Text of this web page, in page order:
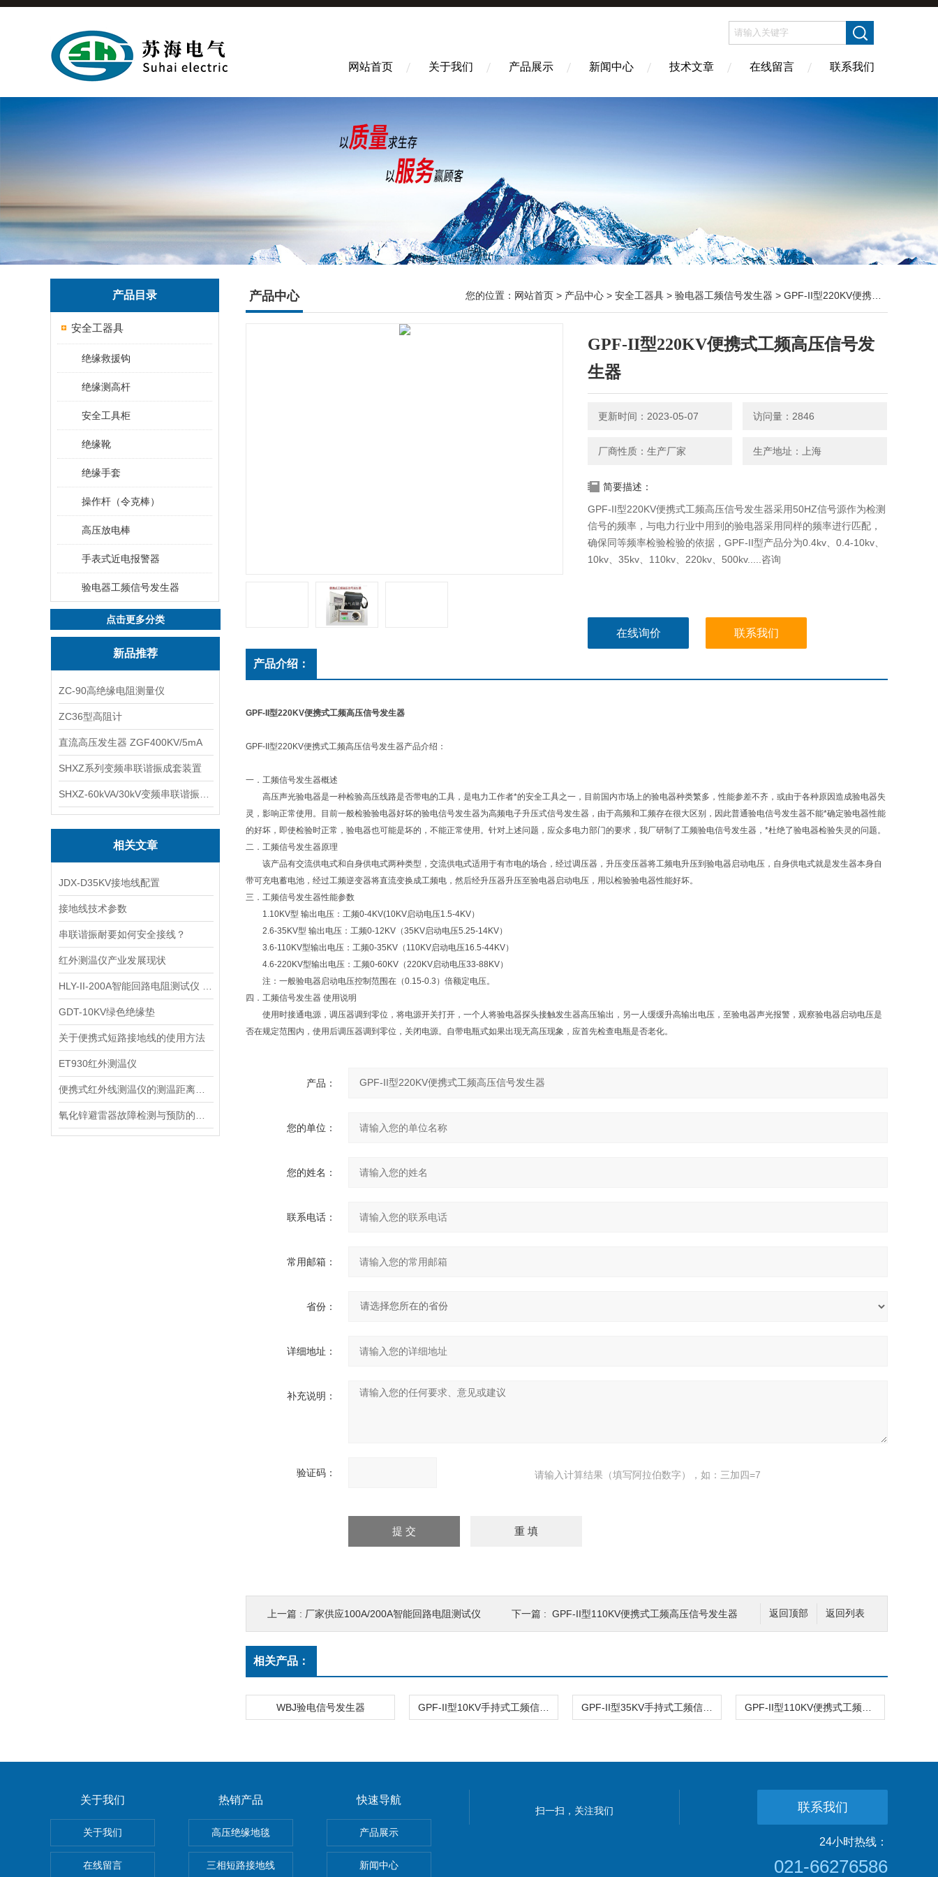
网站首页 关于我们 产品展示 新闻中心 技术文章 在线留言 联系我们
产品目录
安全工器具
绝缘救援钩
绝缘测高杆
安全工具柜
绝缘靴
绝缘手套
操作杆（令克棒）
高压放电棒
手表式近电报警器
验电器工频信号发生器
点击更多分类
新品推荐
ZC-90高绝缘电阻测量仪
ZC36型高阻计
直流高压发生器 ZGF400KV/5mA
SHXZ系列变频串联谐振成套装置
相关文章
JDX-D35KV接地线配置
接地线技术参数
串联谐振耐要如何安全接线？
红外测温仪产业发展现状
GDT-10KV绿色绝缘垫
关于便携式短路接地线的使用方法
ET930红外测温仪
产品中心 您的位置： 网站首页 > 产品中心 > 安全工器具 > 验电器工频信号发生器 > GPF-II型220KV便携式工频高压信号发生器
GPF-II型220KV便携式工频高压信号发
生器
更新时间：2023-05-07 访问量：2846
厂商性质：生产厂家 生产地址：上海
简要描述：
GPF-II型220KV便携式工频高压信号发生器采用50HZ信号源作为检测
信号的频率，与电力行业中用到的验电器采用同样的频率进行匹配，
确保同等频率检验检验的依据，GPF-II型产品分为0.4kv、0.4-10kv、
10kv、35kv、110kv、220kv、500kv.....咨询
在线询价 联系我们
产品介绍：
GPF-II型220KV便携式工频高压信号发生器
GPF-II型220KV便携式工频高压信号发生器产品介绍：
一．工频信号发生器概述
高压声光验电器是一种检验高压线路是否带电的工具，是电力工作者*的安全工具之一，目前国内市场上的验电器种类繁多，性能参差不齐，或由于各种原因造成验电器失
灵，影响正常使用。目前一般检验验电器好坏的验电信号发生器为高频电子升压式信号发生器，由于高频和工频存在很大区别，因此普通验电信号发生器不能*确定验电器性能
的好坏，即使检验时正常，验电器也可能是坏的，不能正常使用。针对上述问题，应众多电力部门的要求，我厂研制了工频验电信号发生器，*杜绝了验电器检验失灵的问题。
二．工频信号发生器原理
该产品有交流供电式和自身供电式两种类型，交流供电式适用于有市电的场合，经过调压器，升压变压器将工频电升压到验电器启动电压，自身供电式就是发生器本身自
带可充电蓄电池，经过工频逆变器将直流变换成工频电，然后经升压器升压至验电器启动电压，用以检验验电器性能好坏。
三．工频信号发生器性能参数
1.10KV型 输出电压：工频0-4KV(10KV启动电压1.5-4KV）
2.6-35KV型 输出电压：工频0-12KV（35KV启动电压5.25-14KV）
3.6-110KV型输出电压：工频0-35KV（110KV启动电压16.5-44KV）
4.6-220KV型输出电压：工频0-60KV（220KV启动电压33-88KV）
注：一般验电器启动电压控制范围在（0.15-0.3）倍额定电压。
四．工频信号发生器 使用说明
使用时接通电源，调压器调到零位，将电源开关打开，一个人将验电器探头接触发生器高压输出，另一人缓缓升高输出电压，至验电器声光报警，观察验电器启动电压是
否在规定范围内，使用后调压器调到零位，关闭电源。自带电瓶式如果出现无高压现象，应首先检查电瓶是否老化。
产品：
您的单位：
您的姓名：
联系电话：
常用邮箱：
省份：
详细地址：
补充说明：
验证码： 请输入计算结果（填写阿拉伯数字），如：三加四=7
返回列表
返回顶部
上一篇 : 厂家供应100A/200A智能回路电阻测试仪 下一篇 : GPF-II型110KV便携式工频高压信号发生器
相关产品：
WBJ验电信号发生器
关于我们
关于我们
在线留言
热销产品
高压绝缘地毯
三相短路接地线
快速导航
产品展示
新闻中心
扫一扫，关注我们 联系我们
24小时热线：
021-66276586